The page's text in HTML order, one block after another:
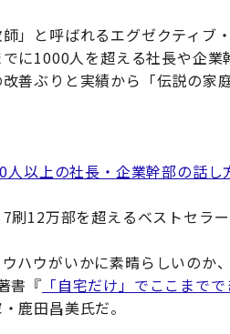
」と呼ばれるエグゼクティブ
に1000人を超える社長や企
善ぶりと実績から「伝説の家
以上の社長・企業幹部の話し
刷12万部を超えるベストセラー
ハウがいかに素晴らしいのか
書『 「自宅だけ」でここまで
鹿田昌美氏だ。